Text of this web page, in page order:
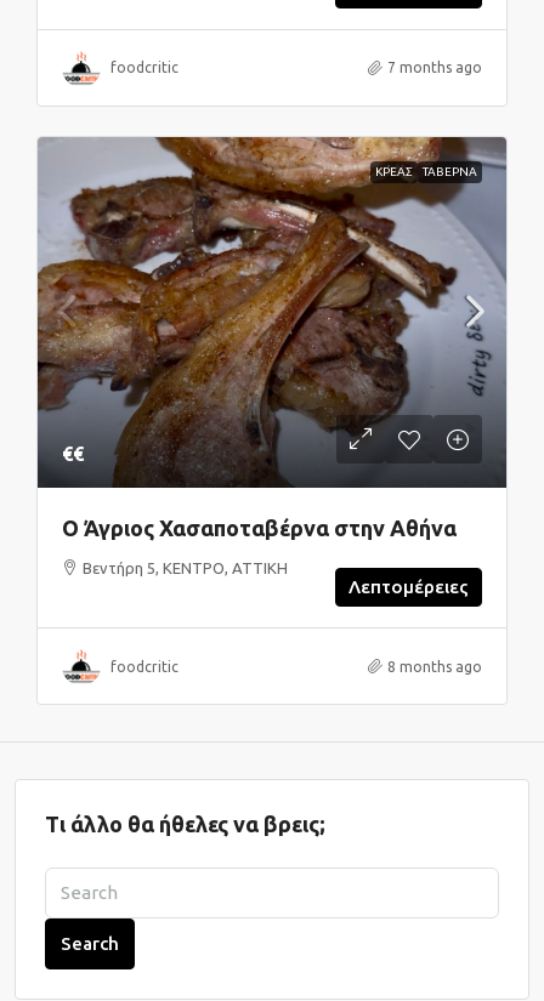
foodcritic 7 months ago
ΚΡΕΑΣ ΤΑΒΕΡΝΑ
€€
O Άγριος Χασαποταβέρνα στην Αθήνα
Βεντήρη 5, ΚΕΝΤΡΟ, ΑΤΤΙΚΗ
Λεπτομέρειες
foodcritic 8 months ago
Τι άλλο θα ήθελες να βρεις;
Search